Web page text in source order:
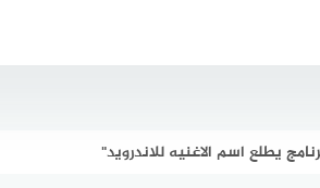
يطلع اسم الاغنيه للاندرويد"